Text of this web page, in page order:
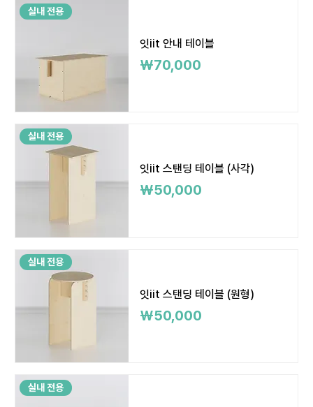
실내 전용
잇iit 안내 테이블
가격
₩70,000
실내 전용
잇iit 스탠딩 테이블 (사각)
가격
₩50,000
실내 전용
잇iit 스탠딩 테이블 (원형)
가격
₩50,000
실내 전용